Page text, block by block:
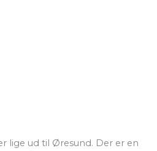
lige ud til Øresund. Der er en